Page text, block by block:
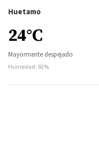
Huetamo
24°C
Mayormente despejado
Humedad: 92%